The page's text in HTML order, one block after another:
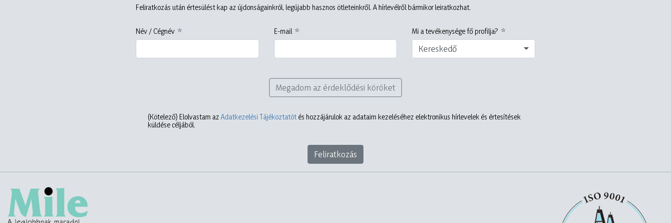
Feliratkozás után értesülést kap az újdonságainkról, legújabb hasznos ötleteinkről. A hírlevélről bármikor leiratkozhat.
Név / Cégnév E-mail Mi a tevékenysége fő profilja?
Kereskedő
Megadom az érdeklődési köröket
(Kötelező) Elolvastam az Adatkezelési Tájékoztatót és hozzájárulok az adataim kezeléséhez elektronikus hírlevelek és értesítések
küldése céljából.
Feliratkozás